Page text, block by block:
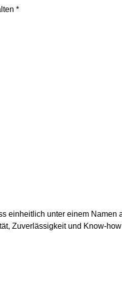
*
einheitlich unter einem
Zuverlässigkeit und Know-